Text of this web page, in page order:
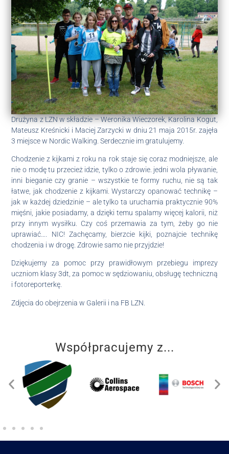
Drużyna z LZN w składzie – Weronika Wieczorek, Karolina Kogut,
Mateusz Kreśnicki i Maciej Zarzycki w dniu 21 maja 2015r. zajęła
3 miejsce w Nordic Walking. Serdecznie im gratulujemy.
Chodzenie z kijkami z roku na rok staje się coraz modniejsze, ale
nie o modę tu przecież idzie, tylko o zdrowie. jedni wola pływanie,
inni bieganie czy granie – wszystkie te formy ruchu, nie są tak
łatwe, jak chodzenie z kijkami. Wystarczy opanować technikę –
jak w każdej dziedzinie – ale tylko ta uruchamia praktycznie 90%
mięśni, jakie posiadamy, a dzięki temu spalamy więcej kalorii, niż
przy innym wysiłku. Czy coś przemawia za tym, żeby go nie
uprawiać…. NIC! Zachęcamy, bierzcie kijki, poznajcie technikę
chodzenia i w drogę. Zdrowie samo nie przyjdzie!
Dziękujemy za pomoc przy prawidłowym przebiegu imprezy
uczniom klasy 3dt, za pomoc w sędziowaniu, obsługę techniczną
i fotoreporterkę.
Zdjęcia do obejrzenia w Galerii i na FB LZN.
Współpracujemy z...